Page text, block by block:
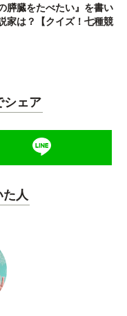
膵臓をたべたい』を書い
家は？【クイズ！七種競
シェア
た人